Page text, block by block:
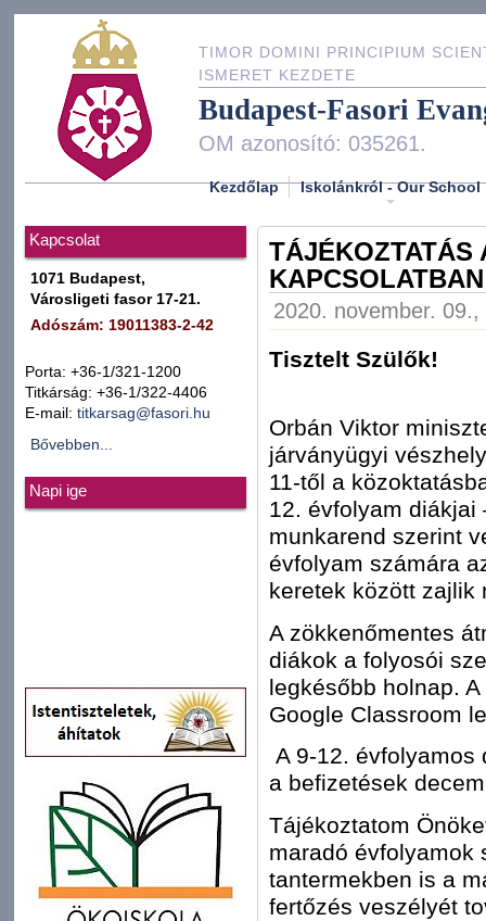
TIMOR DOMINI PRINCIPIUM
ISMERET KEZDETE
Budapest-Fasori
OM azonosító: 035261.
Kezdőlap Iskolánkról - Our School
Kapcsolat
1071 Budapest,
Városligeti fasor 17-21.
Adószám: 19011383-2-42
Porta: +36-1/321-1200
Titkárság: +36-1/322-4406
E-mail: titkarsag@fasori.hu
Bővebben...
Napi ige
TÁJÉKOZTATÁS
KAPCSOLATBAN
2020. november.
Tisztelt Szülők!
Orbán Viktor
járványügyi
11-től a
12. évfolyam diákjai
munkarend szerint
évfolyam számára
keretek között zajlik
A zökkenőmentes
diákok a folyosói
legkésőbb holnap.
Google Classroom
A 9-12. évfolyamos
a befizetések
Tájékoztatom
maradó évfolyamok
tantermekben is a
fertőzés veszélyét